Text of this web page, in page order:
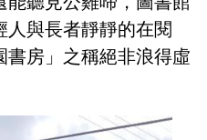
人與長者靜靜的在閱
書房」之稱絕非浪得虛